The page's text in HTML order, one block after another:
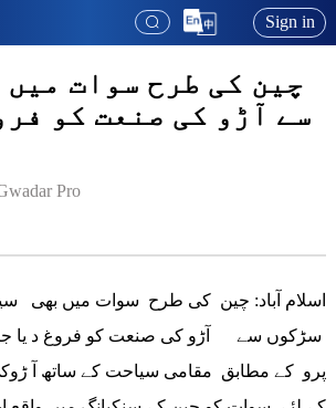
Sign in
چین کی طرح سوات
سے آڑو کی صنعت کو
Pro
اسلام آباد: چین کی طرح سوات میں بھی
سڑکوں سے آڑو کی صنعت کو فروغ د یا جا
پرو کے مطابق مقامی سیاحت کے ساتھ آ